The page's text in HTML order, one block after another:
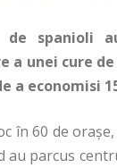
spanioli
a unei cure
a economisi
în 60 de
parcus